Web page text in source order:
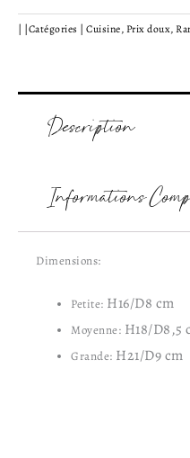
liège
| |Catégories | Cuisine,Prix doux,
Description
Informations
Dimensions:
Petite: H16/D8 cm
Moyenne: H18/D8,5
Grande: H21/D9 cm